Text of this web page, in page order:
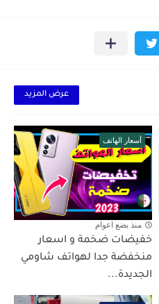
عرض المزيد
أسعار الهاتف
منذ بضع اعوام
خفيضات ضخمة و اسعار
منخفضة جدا لهواتف شاومي
الجديدة...